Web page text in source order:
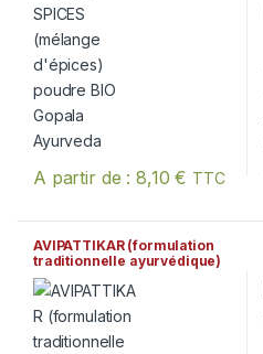
A partir de :8,10€ TTC
AVIPATTIKAR (formulation
traditionnelle ayurvédique)
gélules et poudre BIO
Gopala Ayurveda